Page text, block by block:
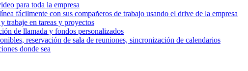
para toda la empresa
fácilmente con sus compañeros de trabajo usando el drive de la empresa
trabaje en tareas y proyectos
de llamada y fondos personalizados
reservación de sala de reuniones, sincronización de calendarios
donde sea